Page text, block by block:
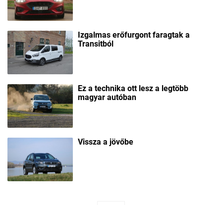
Izgalmas erőfurgont faragtak a
Transitból
Ez a technika ott lesz a legtöbb
magyar autóban
Vissza a jövőbe